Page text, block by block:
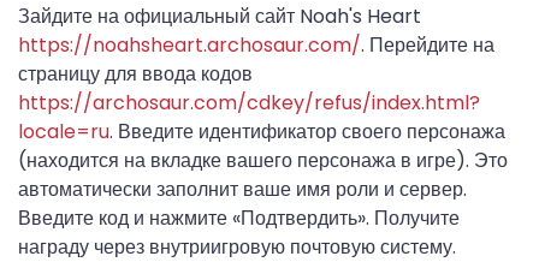
Зайдите на официальный сайт Noah's Heart
https://noahsheart.archosaur.com/. Перейдите на
страницу для ввода кодов
https://archosaur.com/cdkey/refus/index.html?
locale=ru. Введите идентификатор своего персонажа
(находится на вкладке вашего персонажа в игре). Это
автоматически заполнит ваше имя роли и сервер.
Введите код и нажмите «Подтвердить». Получите
награду через внутриигровую почтовую систему.